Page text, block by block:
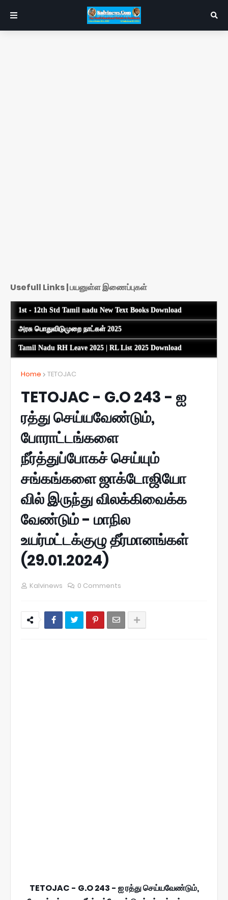
Usefull Links | பயனுள்ள இணைப்புகள்
1st - 12th Std Tamil nadu New Text Books Download
அரசு பொதுவிடுமுறை நாட்கள் 2025
Tamil Nadu RH Leave 2025 | RL List 2025 Download
Home TETOJAC
TETOJAC - G.O 243 - ஐ
ரத்து செய்யவேண்டும்,
போராட்டங்களை
நீர்த்துப்போகச் செய்யும்
சங்கங்களை ஜாக்டோஜியோ
வில் இருந்து விலக்கிவைக்க
வேண்டும் - மாநில
உயர்மட்டக்குழு தீர்மானங்கள்
(29.01.2024)
Kalvinews 0 Comments
TETOJAC - G.O 243 - ஐ ரத்து செய்யவேண்டும்,